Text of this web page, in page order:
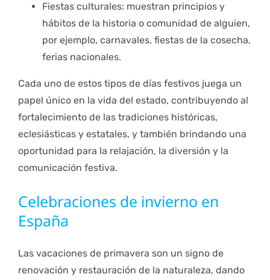
Fiestas culturales: muestran principios y
hábitos de la historia o comunidad de alguien,
por ejemplo, carnavales, fiestas de la cosecha,
ferias nacionales.
Cada uno de estos tipos de días festivos juega un
papel único en la vida del estado, contribuyendo al
fortalecimiento de las tradiciones históricas,
eclesiásticas y estatales, y también brindando una
oportunidad para la relajación, la diversión y la
comunicación festiva.
Celebraciones de invierno en
España
Las vacaciones de primavera son un signo de
renovación y restauración de la naturaleza, dando